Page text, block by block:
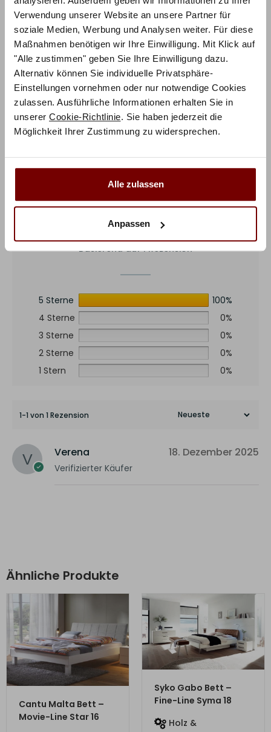
Verwendung unserer Website an unsere Partner für
soziale Medien, Werbung und Analysen weiter. Für diese
Maßnahmen benötigen wir Ihre Einwilligung. Mit Klick auf
"Alle zustimmen" geben Sie Ihre Einwilligung dazu.
Alternativ können Sie individuelle Privatsphäre-
Einstellungen vornehmen oder nur notwendige Cookies
zulassen. Ausführliche Informationen erhalten Sie in
unserer Cookie-Richtlinie. Sie haben jederzeit die
Möglichkeit Ihrer Zustimmung zu widersprechen.
Alle zulassen
Anpassen
Factory-Line – Loft 18 Bettrahmen in 62-Akazie Vintage
brown, Gola Füsse in 62-Akazie Vintage brown, Varus
Kopfteil in 62-Akazie Vintage brown, Ravo Kissen in
334-Casual carbon
Zusätzliche Informationen
Herstellerinformation
Das sagen unsere Kunden
5,0
Basierend auf 1 Rezension
5 Sterne
100%
4 Sterne
0%
3 Sterne
0%
2 Sterne
0%
1 Stern
0%
1-1 von 1 Rezension
Verena
Verifizierter Käufer
18. Dezember 2025
Ähnliche Produkte
Cantu Malta Bett –
Movie-Line Star 16
Syko Gabo Bett –
Fine-Line Syma 18
Holz &